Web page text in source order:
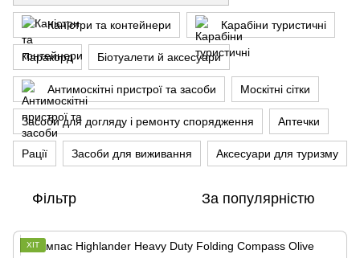
Каністри та контейнери Карабіни туристичні
Паракорд Біотуалети й аксесуари
Антимоскітні пристрої та засоби Москітні сітки
Засоби для догляду і ремонту спорядження Аптечки
Рації Засоби для виживання Аксесуари для туризму
Фільтр За популярністю
ХІТ